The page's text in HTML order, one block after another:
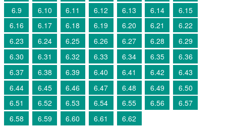
6.9
6.10 6.11 6.12 6.13 6.14
6.15
6.16
6.17 6.18 6.19 6.20 6.21
6.22
6.23
6.24 6.25 6.26 6.27 6.28
6.29
6.30
6.31 6.32 6.33 6.34 6.35
6.36
6.37
6.38 6.39 6.40 6.41 6.42
6.43
6.44
6.45 6.46 6.47 6.48 6.49
6.50
6.51
6.52 6.53 6.54 6.55 6.56
6.57
6.58
6.59 6.60 6.61 6.62